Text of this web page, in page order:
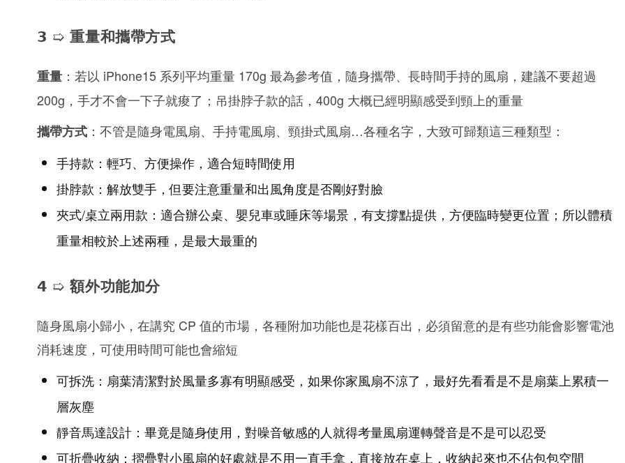
𝟯 ➯ 重量和攜帶方式
重量 ：若以 iPhone15 系列平均重量 170g 最為參考值，隨身攜帶、長時間手持的風扇，建議不要超過
200g，手才不會一下子就痠了；吊掛脖子款的話，400g 大概已經明顯感受到頸上的重量
攜帶方式 ：不管是隨身電風扇、手持電風扇、頸掛式風扇…各種名字，大致可歸類這三種類型：
手持款：輕巧、方便操作，適合短時間使用
掛脖款：解放雙手，但要注意重量和出風角度是否剛好對臉
夾式/桌立兩用款：適合辦公桌、嬰兒車或睡床等場景，有支撐點提供，方便臨時變更位置；所以體積
重量相較於上述兩種，是最大最重的
𝟰 ➯ 額外功能加分
隨身風扇小歸小，在講究 CP 值的市場，各種附加功能也是花樣百出，必須留意的是有些功能會影響電池
消耗速度，可使用時間可能也會縮短
可拆洗：扇葉清潔對於風量多寡有明顯感受，如果你家風扇不涼了，最好先看看是不是扇葉上累積一
層灰塵
靜音馬達設計：畢竟是隨身使用，對噪音敏感的人就得考量風扇運轉聲音是不是可以忍受
可折疊收納：摺疊對小風扇的好處就是不用一直手拿，直接放在桌上，收納起來也不佔包包空間